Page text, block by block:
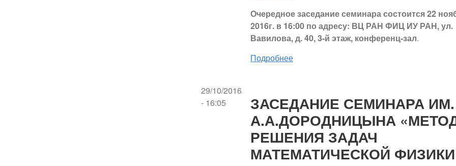
Очередное заседание семинара состоится 22
2016г. в 16:00 по адресу: ВЦ РАН ФИЦ ИУ РАН, ул.
Вавилова, д. 40, 3-й этаж, конференц-зал.
Подробнее
29/10/2016
- 16:05
ЗАСЕДАНИЕ СЕМИНАРА ИМ.
А.А.ДОРОДНИЦЫНА
РЕШЕНИЯ ЗАДАЧ
МАТЕМАТИЧЕСКОЙ